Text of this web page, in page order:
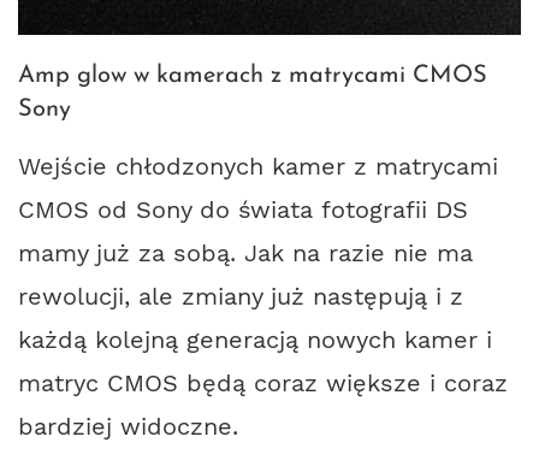
Amp glow w kamerach z matrycami CMOS
Sony
Wejście chłodzonych kamer z matrycami
CMOS od Sony do świata fotografii DS
mamy już za sobą. Jak na razie nie ma
rewolucji, ale zmiany już następują i z
każdą kolejną generacją nowych kamer i
matryc CMOS będą coraz większe i coraz
bardziej widoczne.